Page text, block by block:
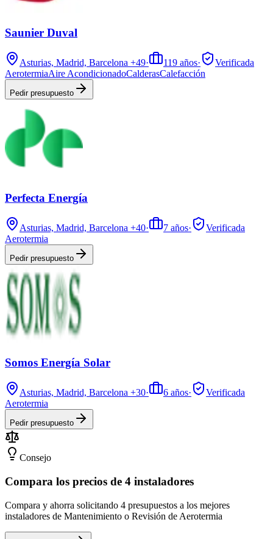
Saunier Duval
Asturias, Madrid, Barcelona +49· 119 años·
Verificada
AerotermiaAire AcondicionadoCalderasCalefacción
Pedir presupuesto
Perfecta Energía
Asturias, Madrid, Barcelona +40· 7 años·
Verificada
Aerotermia
Pedir presupuesto
Somos Energía Solar
Asturias, Madrid, Barcelona +30· 6 años·
Verificada
Aerotermia
Pedir presupuesto
Consejo
Compara los precios de 4 instaladores
Compara y ahorra solicitando 4 presupuestos a los mejores
instaladores de Mantenimiento o Revisión de Aerotermia